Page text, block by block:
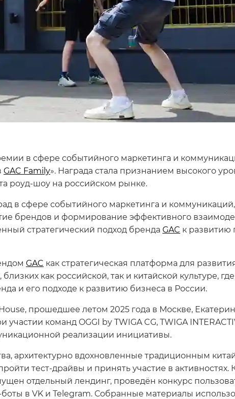
в сфере событийного маркетинга и
GAC Family». Награда стала признанием высокого
роуд-шоу на российском рынке.
в сфере событийного маркетинга и
брендов и формирование эффективного
стратегический подход бренда GAC к развитию
GAC как стратегическая платформа для
как российской, так и китайской культуре,
и его подходе к развитию бизнеса в России.
прошедшее летом 2025 года в Москве,
команд OGGI by TWIGA CG, TWIGA
реализации инициативы.
архитектурно вдохновленные традиционным
тест-драйвы и принять участие в активностях.
отдельный лендинг, проведён конкурс
в VK и Telegram. Собранные материалы